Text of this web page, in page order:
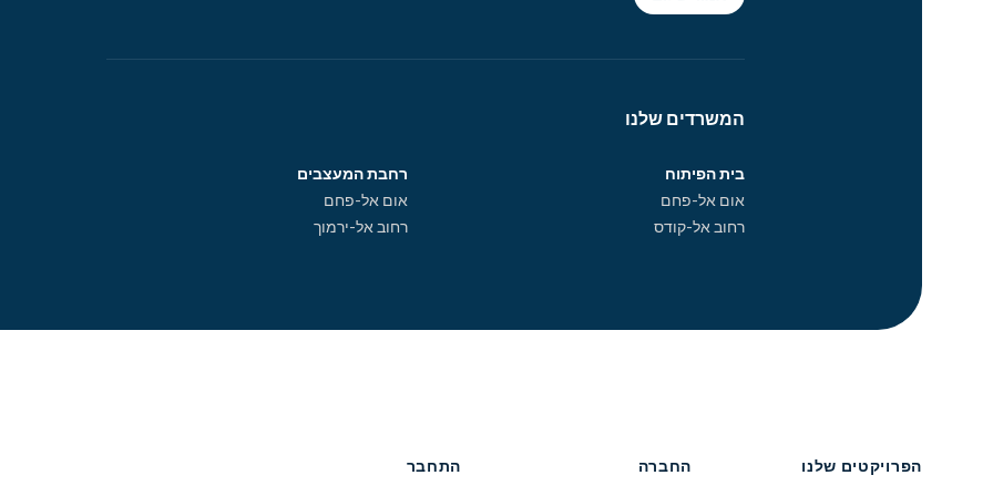
המשרדים שלנו
בית הפיתוח
אום אל-פחם
רחוב אל-קודס
רחבת המעצבים
אום אל-פחם
רחוב אל-ירמוך
הפרויקטים שלנו החברה התחבר